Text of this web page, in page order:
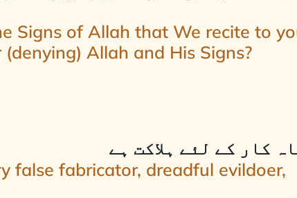
Signs of Allah that We recite to
Allah and His Signs?
کار کے لئے ہلاکت ہے
false fabricator, dreadful evildoer,